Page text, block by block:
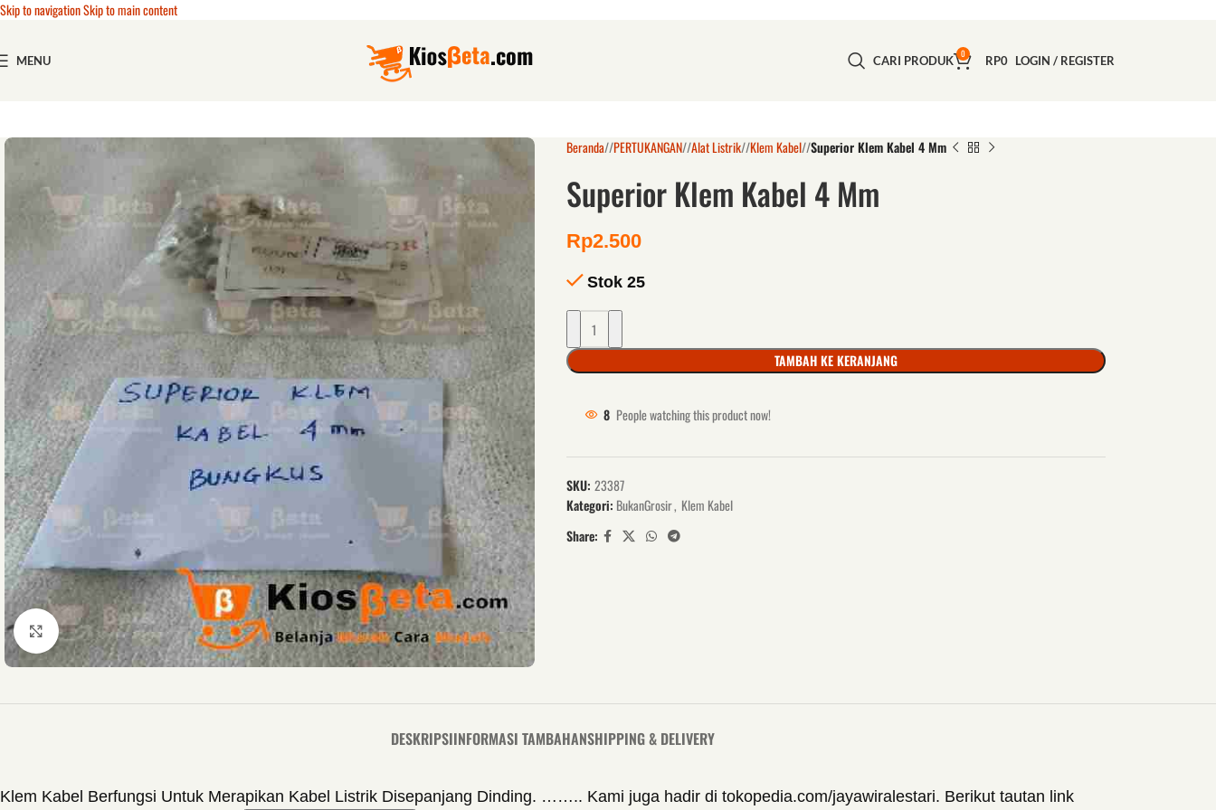
Skip to navigationSkip to main content
MENU CARI PRODUK 0 RP0 LOGIN / REGISTER
Click to enlarge
Beranda/ PERTUKANGAN/ Alat Listrik/ Klem Kabel/ Superior Klem Kabel 4 Mm
Superior Klem Kabel 4 Mm
Rp2.500
Stok 25
TAMBAH KE KERANJANG
8 People watching this product now!
SKU: 23387
Kategori: BukanGrosir, Klem Kabel
Share:
DESKRIPSIINFORMASI TAMBAHANSHIPPING & DELIVERY
Klem Kabel Berfungsi Untuk Merapikan Kabel Listrik Disepanjang Dinding. …….. Kami juga hadir di tokopedia.com/jayawiralestari. Berikut tautan link